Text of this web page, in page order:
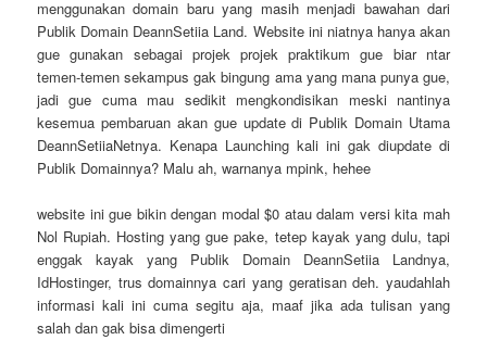
menggunakan domain baru yang masih menjadi bawahan dari
Publik Domain DeannSetiia Land. Website ini niatnya hanya akan
gue gunakan sebagai projek projek praktikum gue biar ntar
temen-temen sekampus gak bingung ama yang mana punya gue,
jadi gue cuma mau sedikit mengkondisikan meski nantinya
kesemua pembaruan akan gue update di Publik Domain Utama
DeannSetiiaNetnya. Kenapa Launching kali ini gak diupdate di
Publik Domainnya? Malu ah, warnanya mpink, hehee
website ini gue bikin dengan modal $0 atau dalam versi kita mah
Nol Rupiah. Hosting yang gue pake, tetep kayak yang dulu, tapi
enggak kayak yang Publik Domain DeannSetiia Landnya,
IdHostinger, trus domainnya cari yang geratisan deh. yaudahlah
informasi kali ini cuma segitu aja, maaf jika ada tulisan yang
salah dan gak bisa dimengerti